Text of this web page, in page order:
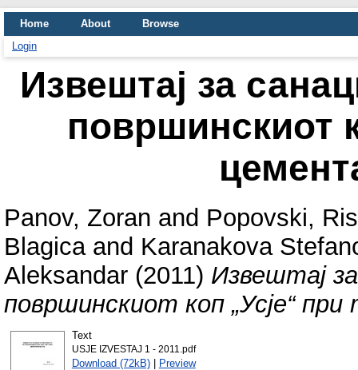
Home About
Browse
Login
Извештај за
површинскиот
Panov, Zoran and Popovski,
Blagicaand Karanakova
Aleksandar (2011) Извештај
површинскиот коп „Усје“
Text
USJE IZVESTAJ 1 - 2011.pdf
Download (72kB)| Preview